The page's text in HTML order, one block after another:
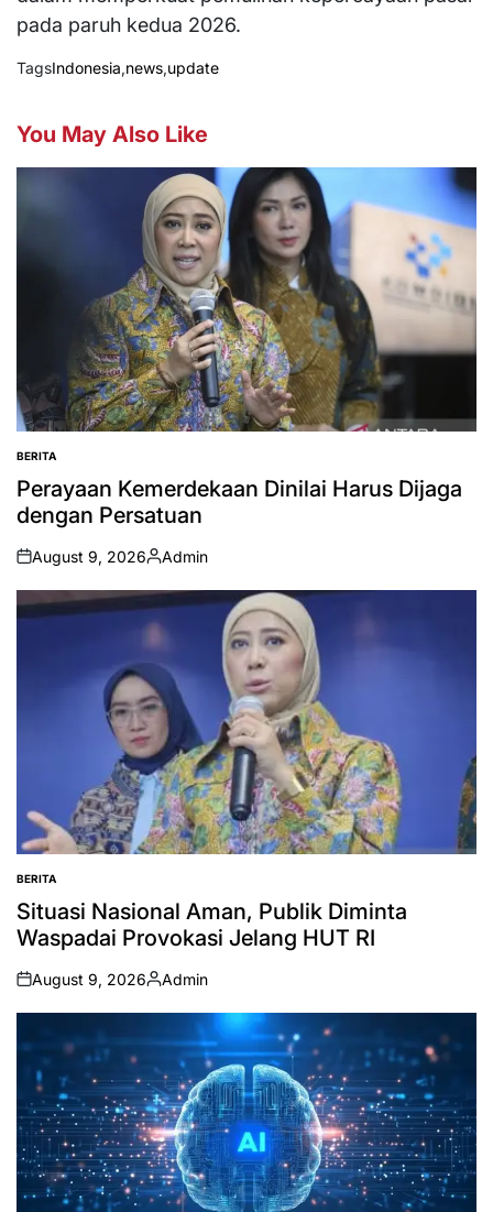
pada paruh kedua 2026.
TagsIndonesia,news,update
You May Also Like
POSTED
IN
BERITA
Perayaan Kemerdekaan Dinilai Harus Dijaga
dengan Persatuan
on
August 9, 2026
Posted
by
Admin
POSTED
IN
BERITA
Situasi Nasional Aman, Publik Diminta
Waspadai Provokasi Jelang HUT RI
on
August 9, 2026
Posted
by
Admin